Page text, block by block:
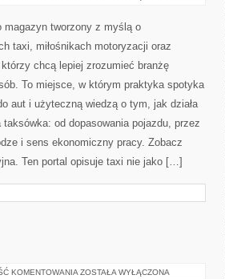
magazyn tworzony z myślą o
taxi, miłośnikach motoryzacji oraz
chcą lepiej zrozumieć branżę
To miejsce, w którym praktyka spotyka
aut i użyteczną wiedzą o tym, jak działa
taksówka: od dopasowania pojazdu, przez
i sens ekonomiczny pracy. Zobacz
Ten portal opisuje taxi nie jako […]
KOMENTOWANIA AKWARIA
ZOSTAŁA WYŁĄCZONA